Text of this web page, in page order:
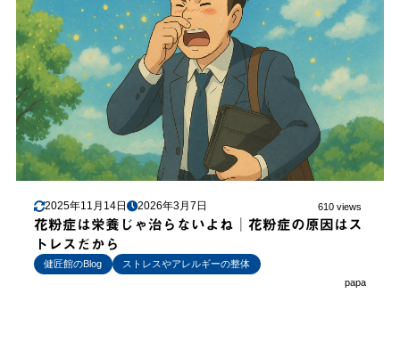
2025年11月14日 2026年3月7日 610 views
花粉症は栄養じゃ治らないよね│花粉症の原因はス
トレスだから
健匠館のBlog
ストレスやアレルギーの整体
papa